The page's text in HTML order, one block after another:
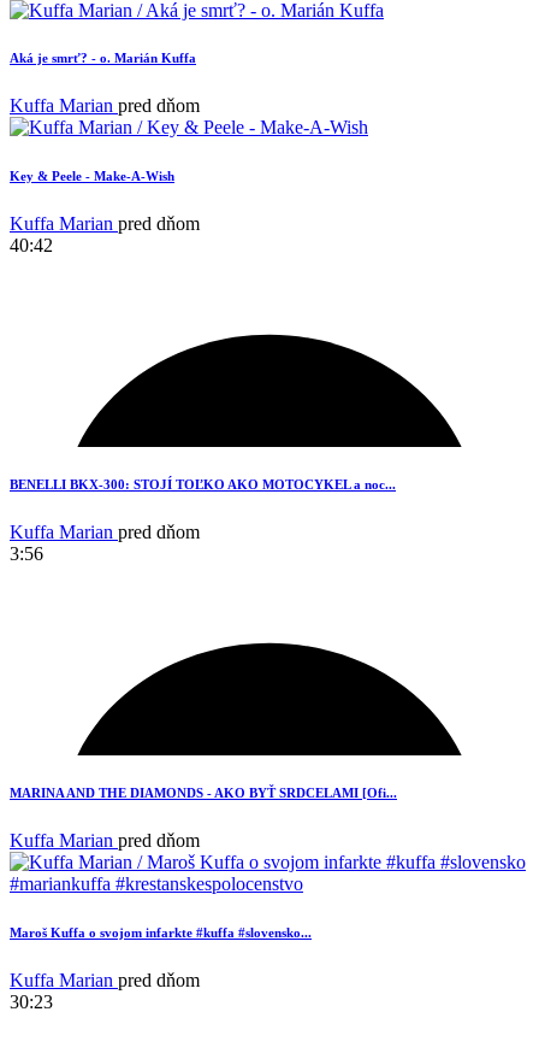
Aká je smrť? - o. Marián Kuffa
Kuffa Marian pred dňom
Key & Peele - Make-A-Wish
Kuffa Marian pred dňom
40:42
19
BENELLI BKX-300: STOJÍ TOĽKO AKO MOTOCYKEL a noc...
Kuffa Marian pred dňom
3:56
MARINA AND THE DIAMONDS - AKO BYŤ SRDCELAMI [Ofi...
Kuffa Marian pred dňom
Maroš Kuffa o svojom infarkte #kuffa #slovensko...
Kuffa Marian pred dňom
30:23